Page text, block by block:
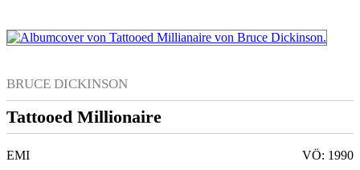
BRUCE DICKINSON
Tattooed Millionaire
EMI VÖ: 1990